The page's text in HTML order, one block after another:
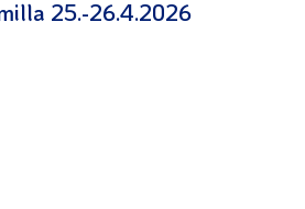
25.-26.4.2026